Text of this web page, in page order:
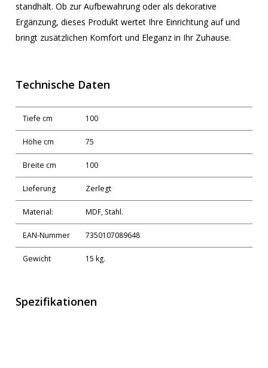
standhält. Ob zur Aufbewahrung oder als dekorative
Ergänzung, dieses Produkt wertet Ihre Einrichtung auf und
bringt zusätzlichen Komfort und Eleganz in Ihr Zuhause.
Technische Daten
Tiefe cm 100
Höhe cm 75
Breite cm 100
Lieferung Zerlegt
Material: MDF, Stahl.
EAN-Nummer 7350107089648
Gewicht 15 kg.
Spezifikationen